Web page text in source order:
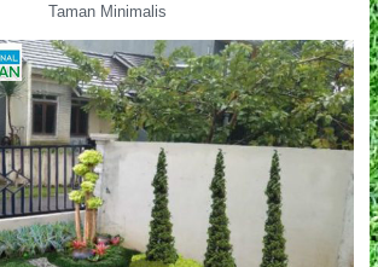
Taman Minimalis